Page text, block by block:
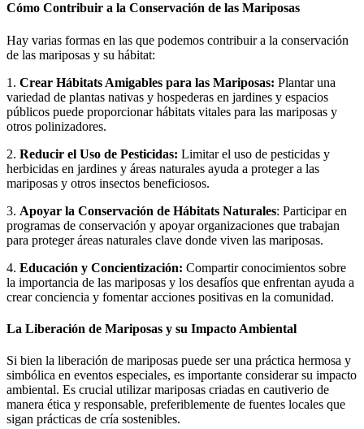
Cómo Contribuir a la Conservación de las Mariposas
Hay varias formas en las que podemos contribuir a la conservación
de las mariposas y su hábitat:
1. Crear Hábitats Amigables para las Mariposas: Plantar una
variedad de plantas nativas y hospederas en jardines y espacios
públicos puede proporcionar hábitats vitales para las mariposas y
otros polinizadores.
2. Reducir el Uso de Pesticidas: Limitar el uso de pesticidas y
herbicidas en jardines y áreas naturales ayuda a proteger a las
mariposas y otros insectos beneficiosos.
3. Apoyar la Conservación de Hábitats Naturales: Participar en
programas de conservación y apoyar organizaciones que trabajan
para proteger áreas naturales clave donde viven las mariposas.
4. Educación y Concientización: Compartir conocimientos sobre
la importancia de las mariposas y los desafíos que enfrentan ayuda a
crear conciencia y fomentar acciones positivas en la comunidad.
La Liberación de Mariposas y su Impacto Ambiental
Si bien la liberación de mariposas puede ser una práctica hermosa y
simbólica en eventos especiales, es importante considerar su impacto
ambiental. Es crucial utilizar mariposas criadas en cautiverio de
manera ética y responsable, preferiblemente de fuentes locales que
sigan prácticas de cría sostenibles.